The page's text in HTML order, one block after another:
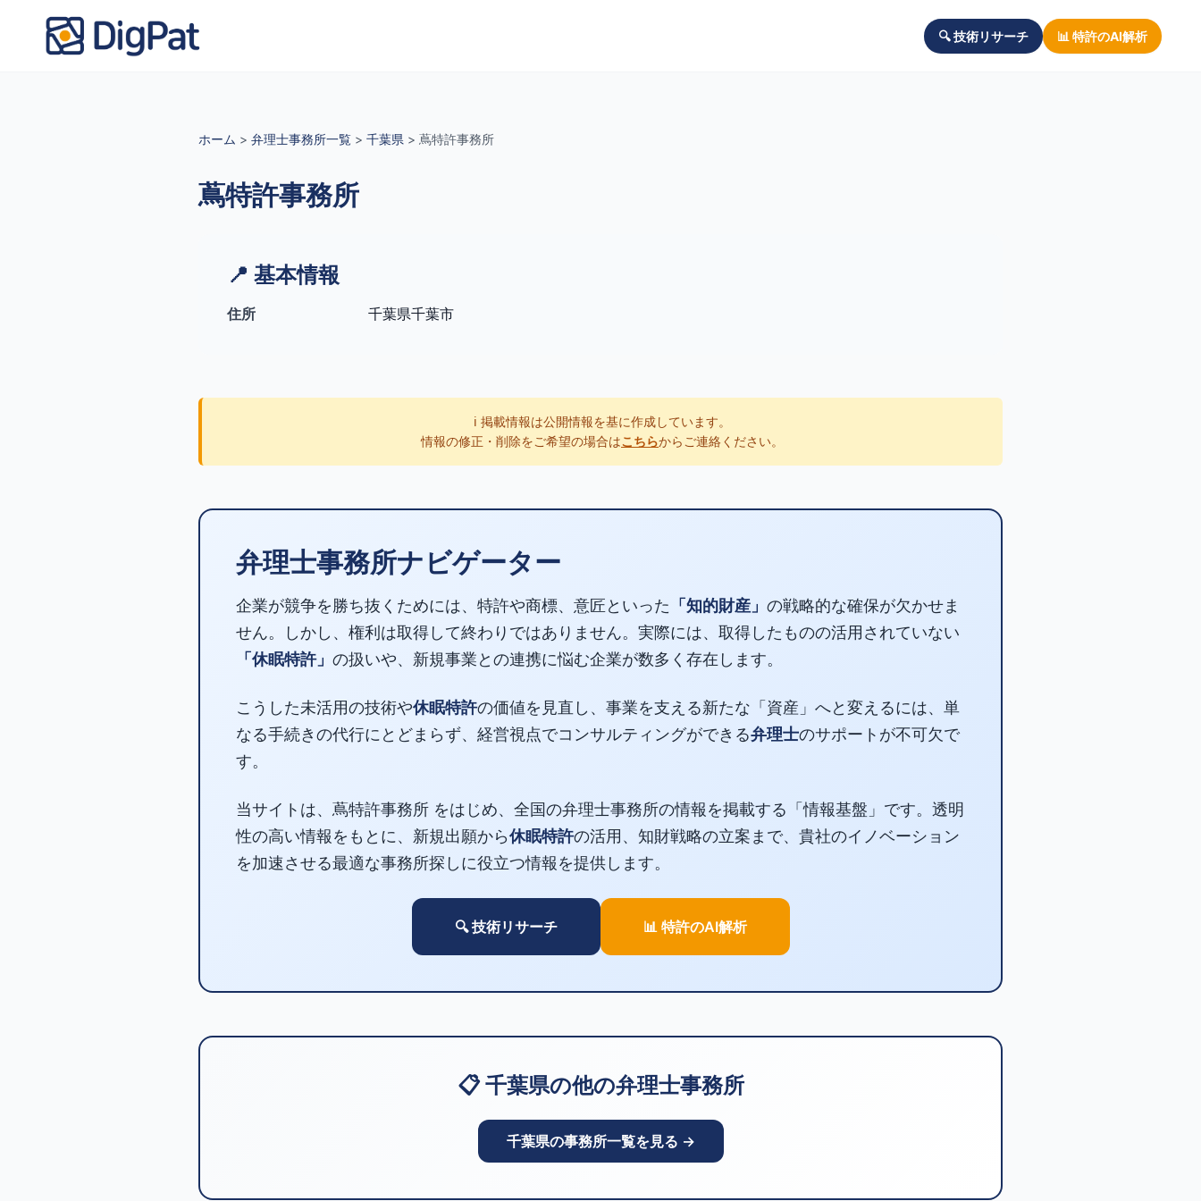
🔍 技術リサーチ 📊 特許のAI解析
ホーム > 弁理士事務所一覧 > 千葉県 > 蔦特許事務所
蔦特許事務所
📍 基本情報
住所 千葉県千葉市
ℹ️ 掲載情報は公開情報を基に作成しています。
情報の修正・削除をご希望の場合はこちらからご連絡ください。
弁理士事務所ナビゲーター
企業が競争を勝ち抜くためには、特許や商標、意匠といった 「知的財産」 の戦略的な確保が欠かせま
せん。しかし、権利は取得して終わりではありません。実際には、取得したものの活用されていない
「休眠特許」 の扱いや、新規事業との連携に悩む企業が数多く存在します。
こうした未活用の技術や休眠特許の価値を見直し、事業を支える新たな「資産」へと変えるには、単
なる手続きの代行にとどまらず、経営視点でコンサルティングができる弁理士のサポートが不可欠で
す。
当サイトは、蔦特許事務所 をはじめ、全国の弁理士事務所の情報を掲載する「情報基盤」です。透明
性の高い情報をもとに、新規出願から休眠特許の活用、知財戦略の立案まで、貴社のイノベーション
を加速させる最適な事務所探しに役立つ情報を提供します。
🔍 技術リサーチ 📊 特許のAI解析
📋 千葉県の他の弁理士事務所
千葉県の事務所一覧を見る →